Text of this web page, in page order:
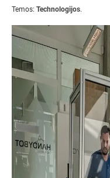
Temos: Technologijos.